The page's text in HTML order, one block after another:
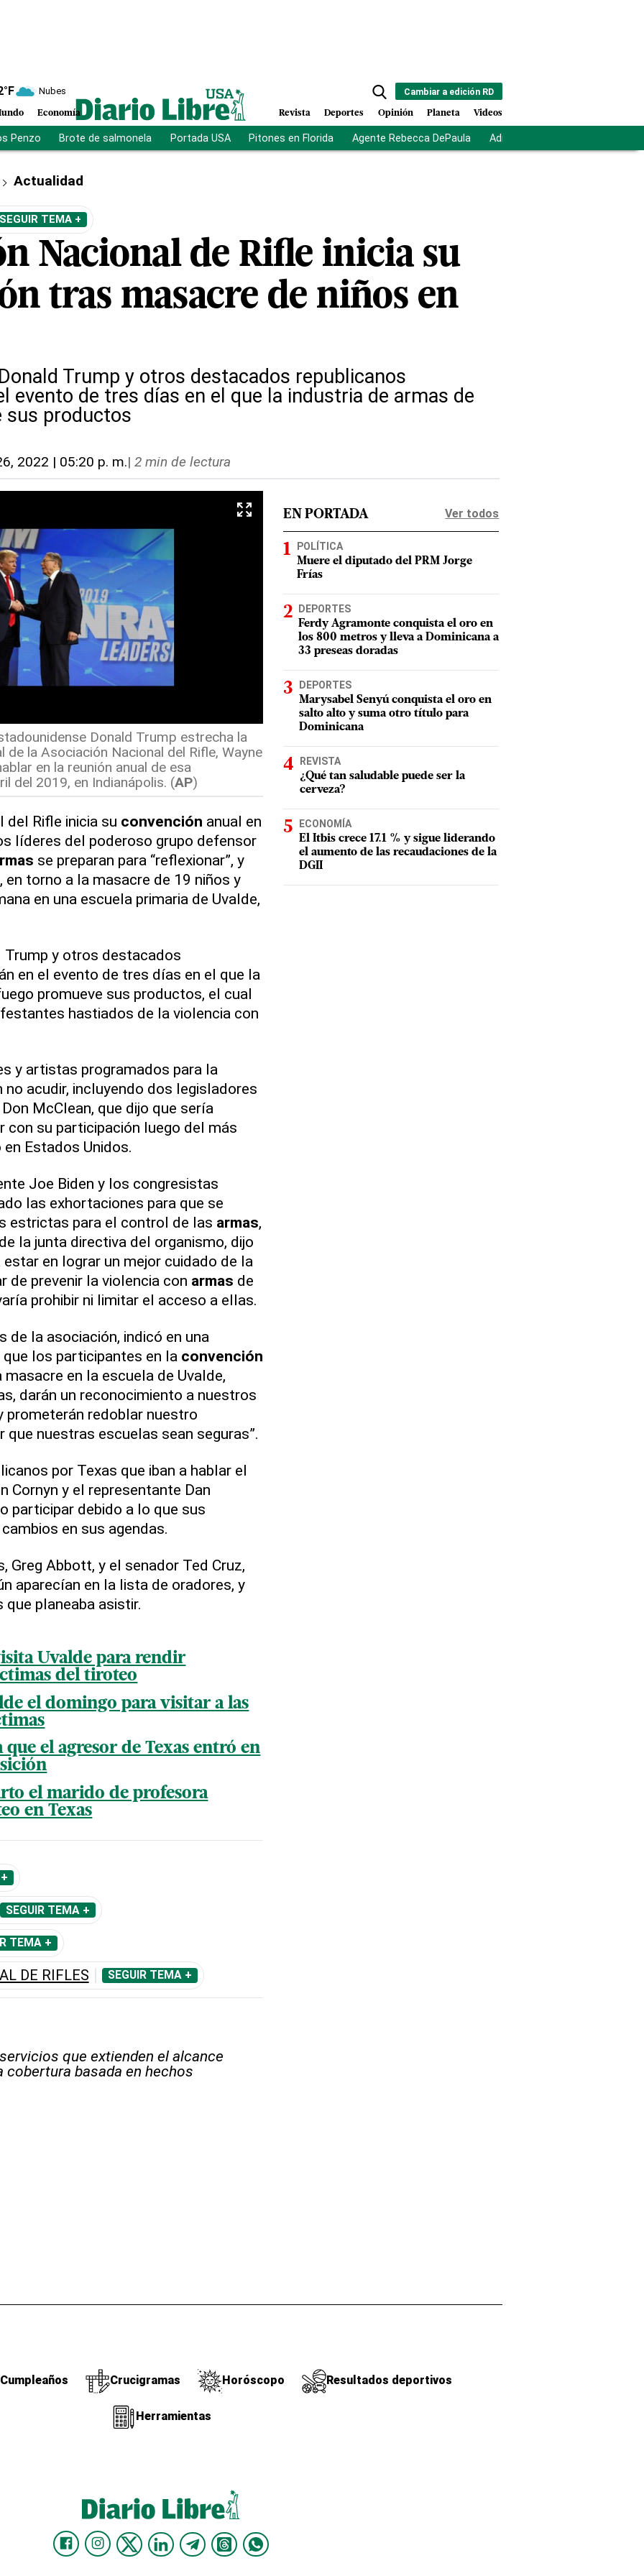
°F Nubes
Economía
Cambiar a edición RD
Revista Deportes Opinión Planeta Videos
Penzo Brote de salmonela Portada USA Pitones en Florida Agente Rebecca DePaula Adriano Espaillat
Actualidad
SEGUIR TEMA +
Nacional de Rifle inicia su
tras masacre de niños en
Trump y otros destacados republicanos
evento de tres días en el que la industria de armas de
sus productos
2022 | 05:20 p. m.| 2 min de lectura
Donald Trump estrecha la
la Asociación Nacional del Rifle, Wayne
en la reunión anual de esa
del 2019, en Indianápolis. (AP)
del Rifle inicia su convención anual en
líderes del poderoso grupo defensor
se preparan para “reflexionar”, y
en torno a la masacre de 19 niños y
en una escuela primaria de Uvalde,
Trump y otros destacados
en el evento de tres días en el que la
promueve sus productos, el cual
hastiados de la violencia con
y artistas programados para la
acudir, incluyendo dos legisladores
McClean, que dijo que sería
con su participación luego del más
Estados Unidos.
Joe Biden y los congresistas
las exhortaciones para que se
estrictas para el control de las armas,
la junta directiva del organismo, dijo
en lograr un mejor cuidado de la
de prevenir la violencia con armas de
prohibir ni limitar el acceso a ellas.
de la asociación, indicó en una
los participantes en la convención
masacre en la escuela de Uvalde,
darán un reconocimiento a nuestros
prometerán redoblar nuestro
nuestras escuelas sean seguras”.
por Texas que iban a hablar el
Cornyn y el representante Dan
participar debido a lo que sus
en sus agendas.
Greg Abbott, y el senador Ted Cruz,
aparecían en la lista de oradores, y
planeaba asistir.
Uvalde para rendir
del tiroteo
el domingo para visitar a las
que el agresor de Texas entró en
el marido de profesora
en Texas
SEGUIR TEMA +
TEMA +
DE RIFLES SEGUIR TEMA +
que extienden el alcance
cobertura basada en hechos
EN PORTADA Ver todos
POLÍTICA
Muere el diputado del PRM Jorge
Frías
DEPORTES
Ferdy Agramonte conquista el oro en
los 800 metros y lleva a Dominicana a
33 preseas doradas
DEPORTES
Marysabel Senyú conquista el oro en
salto alto y suma otro título para
Dominicana
REVISTA
¿Qué tan saludable puede ser la
cerveza?
ECONOMÍA
El Itbis crece 17.1 % y sigue liderando
el aumento de las recaudaciones de la
DGII
Cumpleaños Crucigramas Horóscopo Resultados deportivos
Herramientas